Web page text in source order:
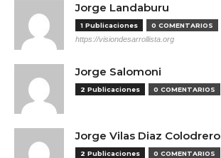
Jorge Landaburu
1 Publicaciones 0 COMENTARIOS
https://visiondesarrollista.org
Jorge Salomoni
2 Publicaciones 0 COMENTARIOS
Jorge Vilas Diaz Colodrero
2 Publicaciones 0 COMENTARIOS